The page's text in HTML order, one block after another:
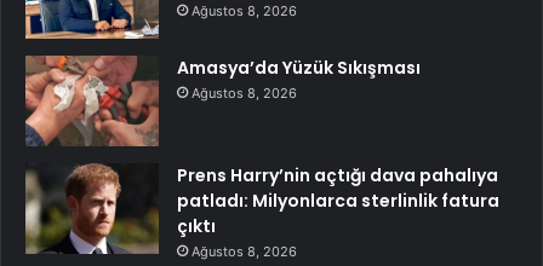
Ağustos 8, 2026
Amasya’da Yüzük Sıkışması
Ağustos 8, 2026
Prens Harry’nin açtığı dava pahalıya
patladı: Milyonlarca sterlinlik fatura
çıktı
Ağustos 8, 2026